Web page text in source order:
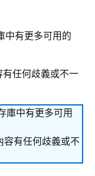
中有更多可用的
任何歧義或不一
庫中有更多可用
容有任何歧義或不